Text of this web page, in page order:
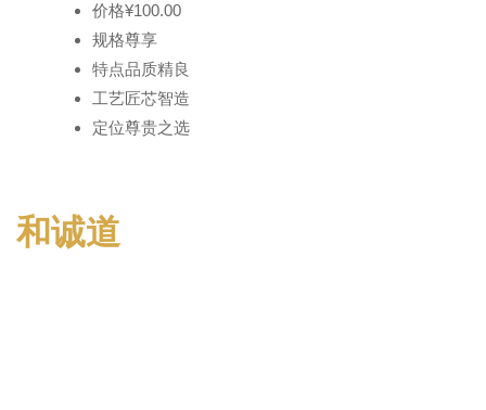
价格¥100.00
规格尊享
特点品质精良
工艺匠芯智造
定位尊贵之选
和诚道